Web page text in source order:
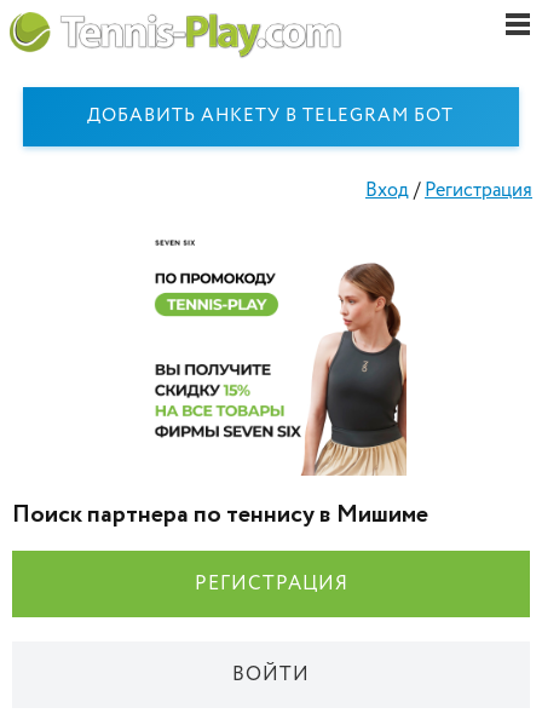
ДОБАВИТЬ АНКЕТУ В TELEGRAM БОТ
Вход/Регистрация
Поиск партнера по теннису в Мишиме
РЕГИСТРАЦИЯ
ВОЙТИ